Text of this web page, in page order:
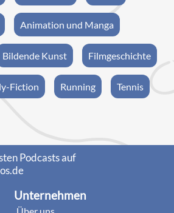
Animation und Manga
Bildende Kunst Filmgeschichte
Fiction Running Tennis
Podcasts auf
Unternehmen